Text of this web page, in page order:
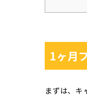
1ヶ月
まずは、キ